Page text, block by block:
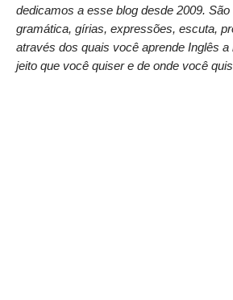
dedicamos a esse blog desde 2009.
gramática, gírias, expressões, escuta,
através dos quais você aprende Inglês a
jeito que você quiser e de onde você